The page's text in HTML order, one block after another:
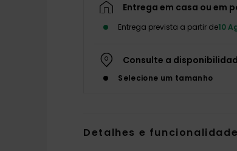
Entrega em casa ou em
Entrega prevista a partir de10
Consulte a
Selecione um tamanho
Detalhes e